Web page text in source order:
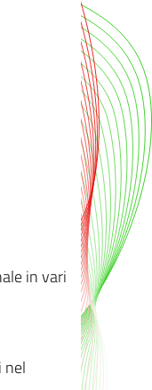
in vari
nel